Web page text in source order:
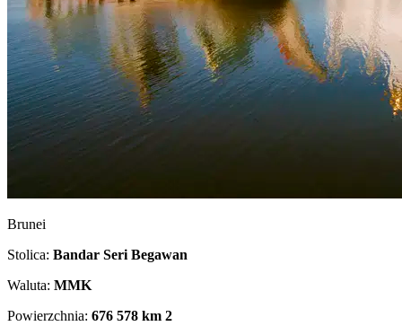
Brunei
Stolica: Bandar Seri Begawan
Waluta: MMK
Powierzchnia: 676 578 km 2